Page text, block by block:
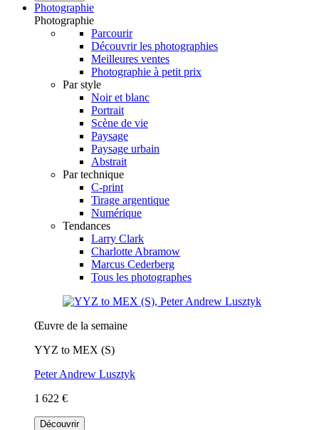
Photographie
Photographie
Parcourir
Découvrir les photographies
Meilleures ventes
Photographie à petit prix
Par style
Noir et blanc
Portrait
Scène de vie
Paysage
Paysage urbain
Abstrait
Par technique
C-print
Tirage argentique
Numérique
Tendances
Larry Clark
Charlotte Abramow
Marcus Cederberg
Tous les photographes
Œuvre de la semaine
YYZ to MEX (S)
Peter Andrew Lusztyk
1 622 €
Découvrir